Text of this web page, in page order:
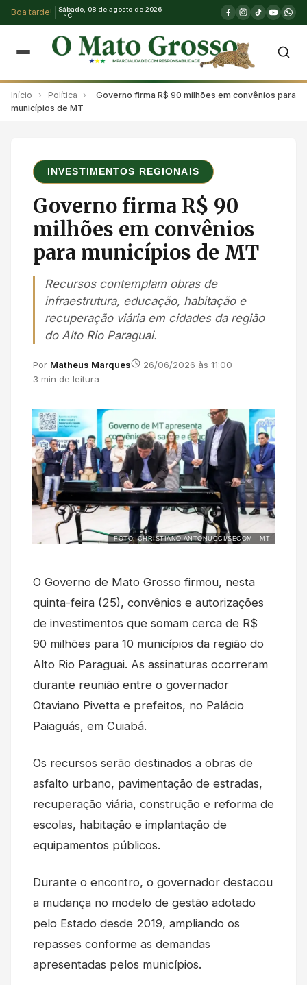
Boa tarde!
Sábado, 08 de agosto de 2026
--°C
Início › Política ›
Governo firma R$ 90 milhões em convênios para
municípios de MT
INVESTIMENTOS REGIONAIS
Governo firma R$ 90
milhões em convênios
para municípios de MT
Recursos contemplam obras de
infraestrutura, educação, habitação e
recuperação viária em cidades da região
do Alto Rio Paraguai.
Por Matheus Marques
26/06/2026 às 11:00
3 min de leitura
FOTO: CHRISTIANO ANTONUCCI/SECOM - MT
O Governo de Mato Grosso firmou, nesta
quinta-feira (25), convênios e autorizações
de investimentos que somam cerca de R$
90 milhões para 10 municípios da região do
Alto Rio Paraguai. As assinaturas ocorreram
durante reunião entre o governador
Otaviano Pivetta e prefeitos, no Palácio
Paiaguás, em Cuiabá.
Os recursos serão destinados a obras de
asfalto urbano, pavimentação de estradas,
recuperação viária, construção e reforma de
escolas, habitação e implantação de
equipamentos públicos.
Durante o encontro, o governador destacou
a mudança no modelo de gestão adotado
pelo Estado desde 2019, ampliando os
repasses conforme as demandas
apresentadas pelos municípios.